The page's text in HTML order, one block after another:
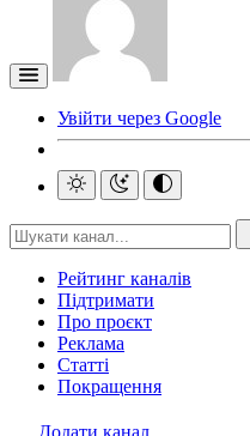
Увійти через Google
Рейтинг каналів
Підтримати
Про проєкт
Реклама
Статті
Покращення
Додати канал